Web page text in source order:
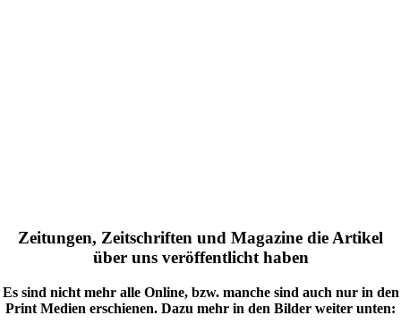
Zeitungen, Zeitschriften und Magazine die Artikel
über uns veröffentlicht haben
Es sind nicht mehr alle Online, bzw. manche sind auch nur in den
Print Medien erschienen. Dazu mehr in den Bilder weiter unten: